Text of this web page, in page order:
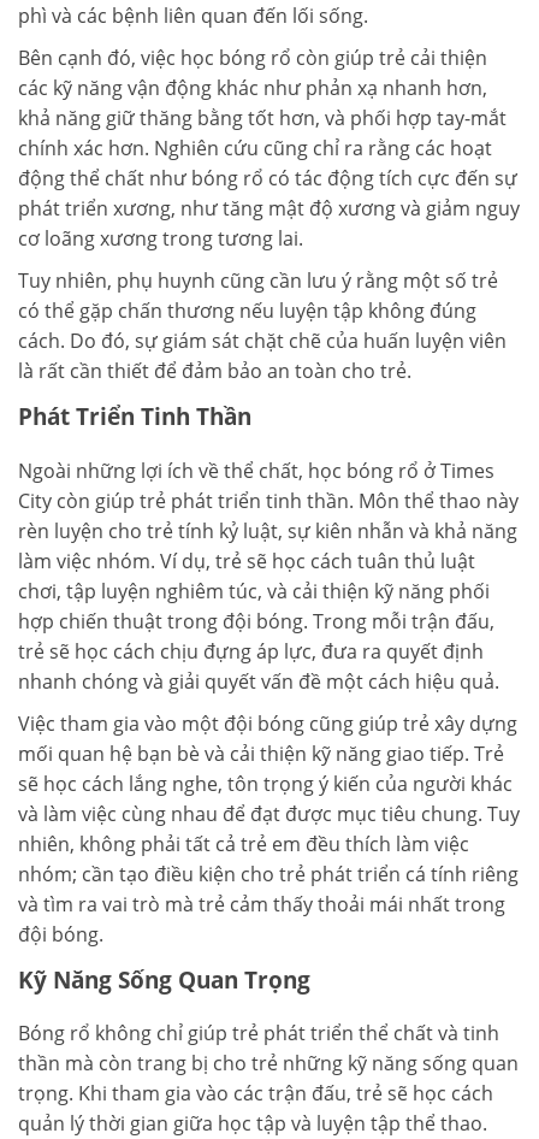
phì và các bệnh liên quan đến lối sống.
Bên cạnh đó, việc học bóng rổ còn giúp trẻ cải thiện
các kỹ năng vận động khác như phản xạ nhanh hơn,
khả năng giữ thăng bằng tốt hơn, và phối hợp tay-mắt
chính xác hơn. Nghiên cứu cũng chỉ ra rằng các hoạt
động thể chất như bóng rổ có tác động tích cực đến sự
phát triển xương, như tăng mật độ xương và giảm nguy
cơ loãng xương trong tương lai.
Tuy nhiên, phụ huynh cũng cần lưu ý rằng một số trẻ
có thể gặp chấn thương nếu luyện tập không đúng
cách. Do đó, sự giám sát chặt chẽ của huấn luyện viên
là rất cần thiết để đảm bảo an toàn cho trẻ.
Phát Triển Tinh Thần
Ngoài những lợi ích về thể chất, học bóng rổ ở Times
City còn giúp trẻ phát triển tinh thần. Môn thể thao này
rèn luyện cho trẻ tính kỷ luật, sự kiên nhẫn và khả năng
làm việc nhóm. Ví dụ, trẻ sẽ học cách tuân thủ luật
chơi, tập luyện nghiêm túc, và cải thiện kỹ năng phối
hợp chiến thuật trong đội bóng. Trong mỗi trận đấu,
trẻ sẽ học cách chịu đựng áp lực, đưa ra quyết định
nhanh chóng và giải quyết vấn đề một cách hiệu quả.
Việc tham gia vào một đội bóng cũng giúp trẻ xây dựng
mối quan hệ bạn bè và cải thiện kỹ năng giao tiếp. Trẻ
sẽ học cách lắng nghe, tôn trọng ý kiến của người khác
và làm việc cùng nhau để đạt được mục tiêu chung. Tuy
nhiên, không phải tất cả trẻ em đều thích làm việc
nhóm; cần tạo điều kiện cho trẻ phát triển cá tính riêng
và tìm ra vai trò mà trẻ cảm thấy thoải mái nhất trong
đội bóng.
Kỹ Năng Sống Quan Trọng
Bóng rổ không chỉ giúp trẻ phát triển thể chất và tinh
thần mà còn trang bị cho trẻ những kỹ năng sống quan
trọng. Khi tham gia vào các trận đấu, trẻ sẽ học cách
quản lý thời gian giữa học tập và luyện tập thể thao.